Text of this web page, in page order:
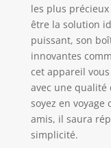
les plus précieux
être la solution
puissant, son
innovantes
cet appareil
avec une qualité
soyez en voyage
amis, il saura
simplicité.